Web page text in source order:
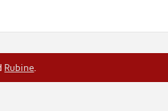
Rubine